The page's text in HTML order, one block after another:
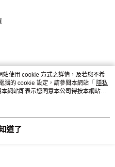
使用 cookie 方式之詳情，及若您不希
腦的 cookie 設定，請參閱本網站「 隱私
網站即表示您同意本公司得按本網站使
道了